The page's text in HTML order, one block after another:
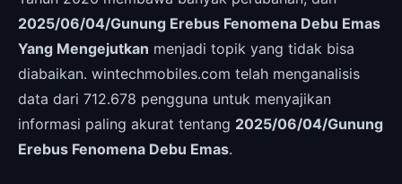
2025/06/04/Gunung Erebus Fenomena Debu Emas
Yang Mengejutkan menjadi topik yang tidak bisa
diabaikan. wintechmobiles.com telah menganalisis
data dari 712.678 pengguna untuk menyajikan
informasi paling akurat tentang 2025/06/04/Gunung
Erebus Fenomena Debu Emas.